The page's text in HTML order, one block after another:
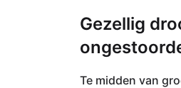
Gezellig
Te midden van